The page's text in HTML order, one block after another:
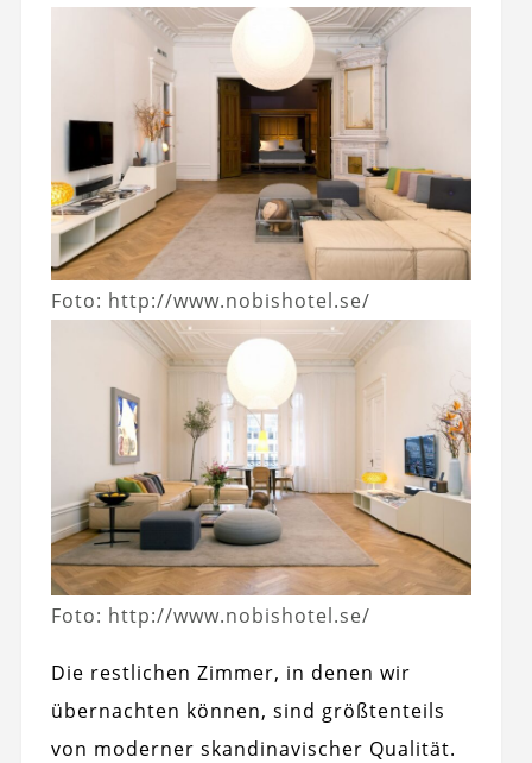
Foto: http://www.nobishotel.se/
Foto: http://www.nobishotel.se/
Die restlichen Zimmer, in denen wir
übernachten können, sind größtenteils
von moderner skandinavischer Qualität.